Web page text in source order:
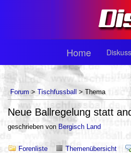
Home
Forum > Tischfussball > Thema
Neue Ballregelung statt
geschrieben von Bergisch Land
Forenliste Themenübersicht